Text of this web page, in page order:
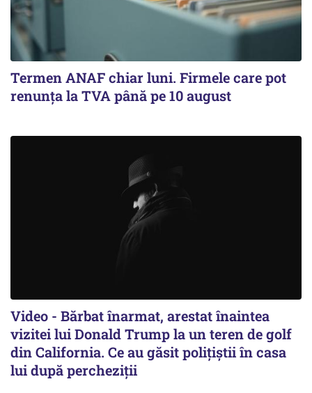
Termen ANAF chiar luni. Firmele care pot
renunța la TVA până pe 10 august
Video - Bărbat înarmat, arestat înaintea
vizitei lui Donald Trump la un teren de golf
din California. Ce au găsit polițiștii în casa
lui după percheziții